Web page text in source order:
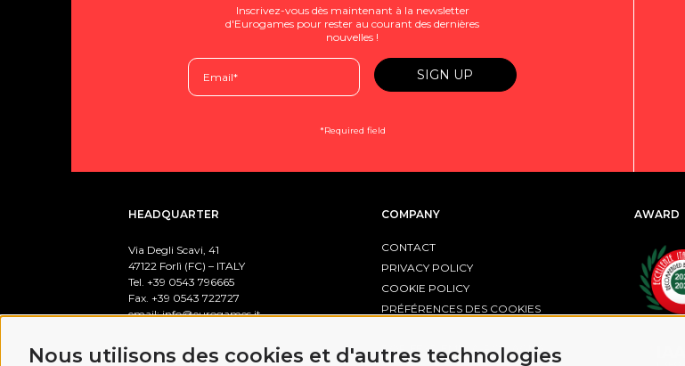
Nous utilisons des cookies et d'autres technologies
Inscrivez-vous dès maintenant à la newsletter
d'Eurogames pour rester au courant des dernières
nouvelles !
*Required field
HEADQUARTER
Via Degli Scavi, 41
47122 Forlì (FC) – ITALY
Tel. +39 0543 796665
Fax. +39 0543 722727
email:info@eurogames.it
BUSINESS HOURS
COMPANY
CONTACT
PRIVACY POLICY
COOKIE POLICY
PRÉFÉRENCES DES COOKIES
POR FESR EMILIA-ROMAGNA
AWARD